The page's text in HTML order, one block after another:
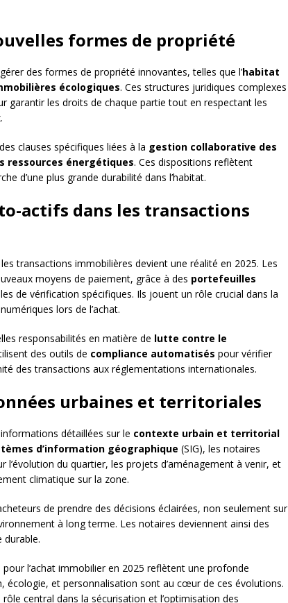
formes de propriété
des formes de propriété innovantes, telles que l’habitat
écologiques. Ces structures juridiques complexes
garantir les droits de chaque partie tout en respectant les
clauses spécifiques liées à la gestion collaborative des
ressources énergétiques. Ces dispositions reflètent
d’une plus grande durabilité dans l’habitat.
actifs dans les transactions
transactions immobilières devient une réalité en 2025. Les
moyens de paiement, grâce à des portefeuilles
de vérification spécifiques. Ils jouent un rôle crucial dans la
lors de l’achat.
responsabilités en matière de lutte contre le
des outils de compliance automatisés pour vérifier
des transactions aux réglementations internationales.
urbaines et territoriales
détaillées sur le contexte urbain et territorial
d’information géographique (SIG), les notaires
l’évolution du quartier, les projets d’aménagement à venir, et
climatique sur la zone.
de prendre des décisions éclairées, non seulement sur
à long terme. Les notaires deviennent ainsi des
durable.
l’achat immobilier en 2025 reflètent une profonde
écologie, et personnalisation sont au cœur de ces évolutions.
central dans la sécurisation et l’optimisation des